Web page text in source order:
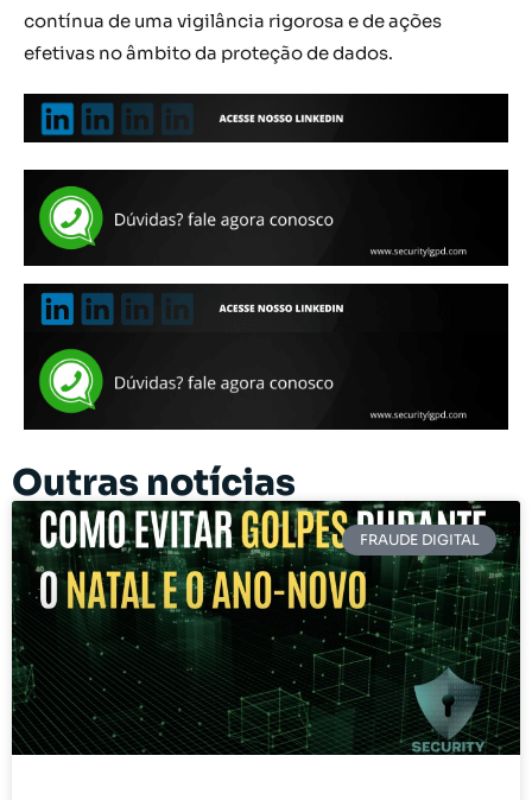
contínua de uma vigilância rigorosa e de ações
efetivas no âmbito da proteção de dados.
Outras notícias
FRAUDE DIGITAL